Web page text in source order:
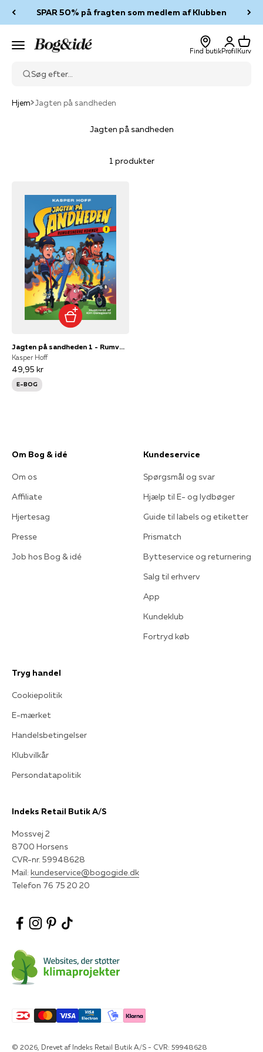
SPAR 50% på fragten som medlem af Klubben
Menu Bog & idé
Find butik
Log ind
Profil
Kurv
Kurv
Søg efter...
Hjem Jagten på sandheden
Jagten på sandheden
1 produkter
Jagten på sandheden 1 - Rumvæsnerne kommer
Kasper Hoff
49,95 kr
E-BOG
Om Bog & idé
Om os
Affiliate
Hjertesag
Presse
Job hos Bog & idé
Kundeservice
Spørgsmål og svar
Hjælp til E- og lydbøger
Guide til labels og etiketter
Prismatch
Bytteservice og returnering
Salg til erhverv
App
Kundeklub
Fortryd køb
Tryg handel
Cookiepolitik
E-mærket
Handelsbetingelser
Klubvilkår
Persondatapolitik
Indeks Retail Butik A/S
Mossvej 2
8700 Horsens
CVR-nr. 59948628
Mail: kundeservice@bogogide.dk
Telefon 76 75 20 20
© 2026, Drevet af Indeks Retail Butik A/S - CVR: 59948628